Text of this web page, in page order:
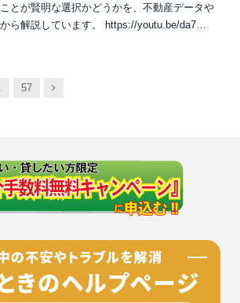
とが賢明な選択かどうかを、不動産データや
ら解説しています。 https://youtu.be/da7…
57
次